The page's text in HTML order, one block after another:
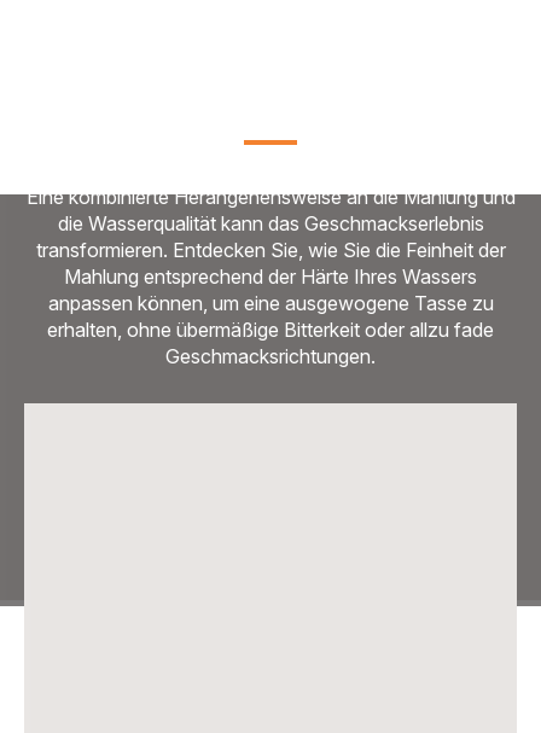
Eine kombinierte Herangehensweise an die Mahlung und
die Wasserqualität kann das Geschmackserlebnis
transformieren. Entdecken Sie, wie Sie die Feinheit der
Mahlung entsprechend der Härte Ihres Wassers
anpassen können, um eine ausgewogene Tasse zu
erhalten, ohne übermäßige Bitterkeit oder allzu fade
Geschmacksrichtungen.